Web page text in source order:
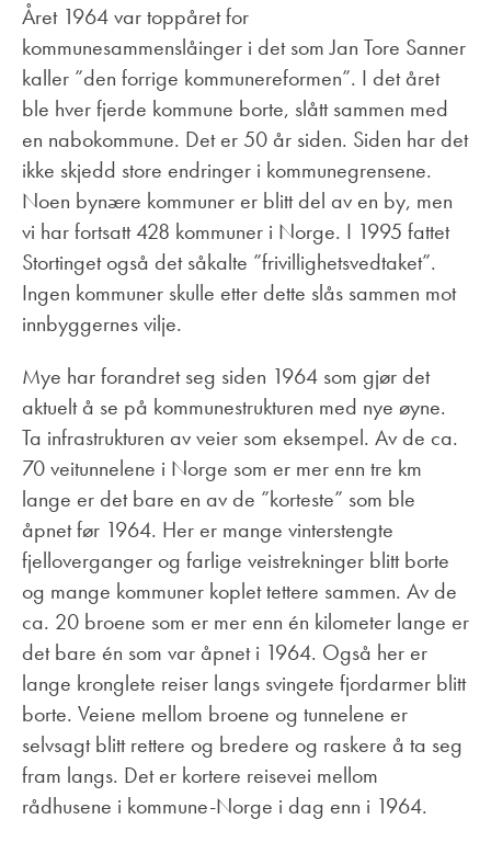
Året 1964 var toppåret for
kommunesammenslåinger i det som Jan Tore Sanner
kaller ”den forrige kommunereformen”. I det året
ble hver fjerde kommune borte, slått sammen med
en nabokommune. Det er 50 år siden. Siden har det
ikke skjedd store endringer i kommunegrensene.
Noen bynære kommuner er blitt del av en by, men
vi har fortsatt 428 kommuner i Norge. I 1995 fattet
Stortinget også det såkalte ”frivillighetsvedtaket”.
Ingen kommuner skulle etter dette slås sammen mot
innbyggernes vilje.
Mye har forandret seg siden 1964 som gjør det
aktuelt å se på kommunestrukturen med nye øyne.
Ta infrastrukturen av veier som eksempel. Av de ca.
70 veitunnelene i Norge som er mer enn tre km
lange er det bare en av de ”korteste” som ble
åpnet før 1964. Her er mange vinterstengte
fjelloverganger og farlige veistrekninger blitt borte
og mange kommuner koplet tettere sammen. Av de
ca. 20 broene som er mer enn én kilometer lange er
det bare én som var åpnet i 1964. Også her er
lange kronglete reiser langs svingete fjordarmer blitt
borte. Veiene mellom broene og tunnelene er
selvsagt blitt rettere og bredere og raskere å ta seg
fram langs. Det er kortere reisevei mellom
rådhusene i kommune-Norge i dag enn i 1964.